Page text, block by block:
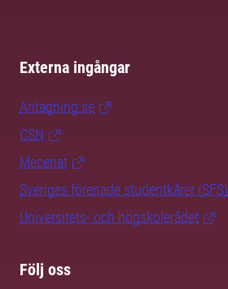
Externa ingångar
Antagning.se
CSN
Mecenat
Sveriges förenade studentkårer (SFS)
Universitets- och högskolerådet
Följ oss